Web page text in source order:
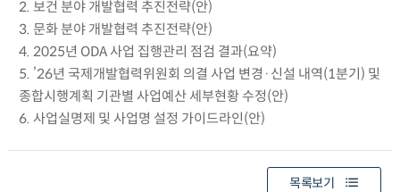
2. 보건 분야 개발협력 추진전략(안)
3. 문화 분야 개발협력 추진전략(안)
4. 2025년 ODA 사업 집행관리 점검 결과(요약)
5. ’26년 국제개발협력위원회 의결 사업 변경·신설 내역(1분기) 및
종합시행계획 기관별 사업예산 세부현황 수정(안)
6. 사업실명제 및 사업명 설정 가이드라인(안)
목록보기